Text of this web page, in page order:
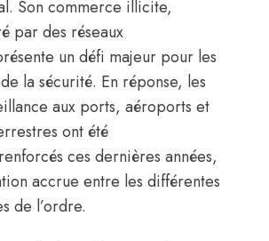
Son commerce illicite,
par des réseaux
un défi majeur pour les
la sécurité. En réponse, les
aux ports, aéroports et
ont été
ces dernières années,
accrue entre les différentes
de l’ordre.